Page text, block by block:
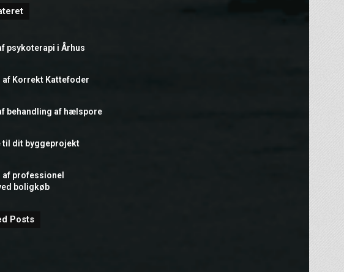
psykoterapi i Århus
af Korrekt Kattefoder
behandling af hælspore
til dit byggeprojekt
professionel
boligkøb
Posts